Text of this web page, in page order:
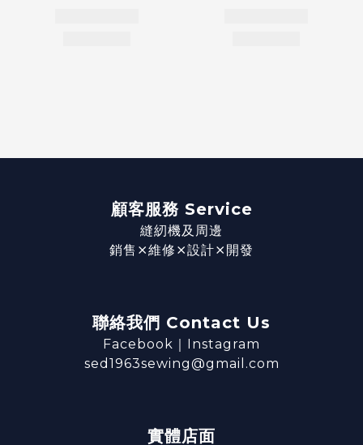
顧客服務 Service
縫紉機及周邊
銷售⨯維修⨯設計⨯開發
聯絡我們 Contact Us
Facebook ｜ Instagram
sed1963sewing@gmail.com
實體店面